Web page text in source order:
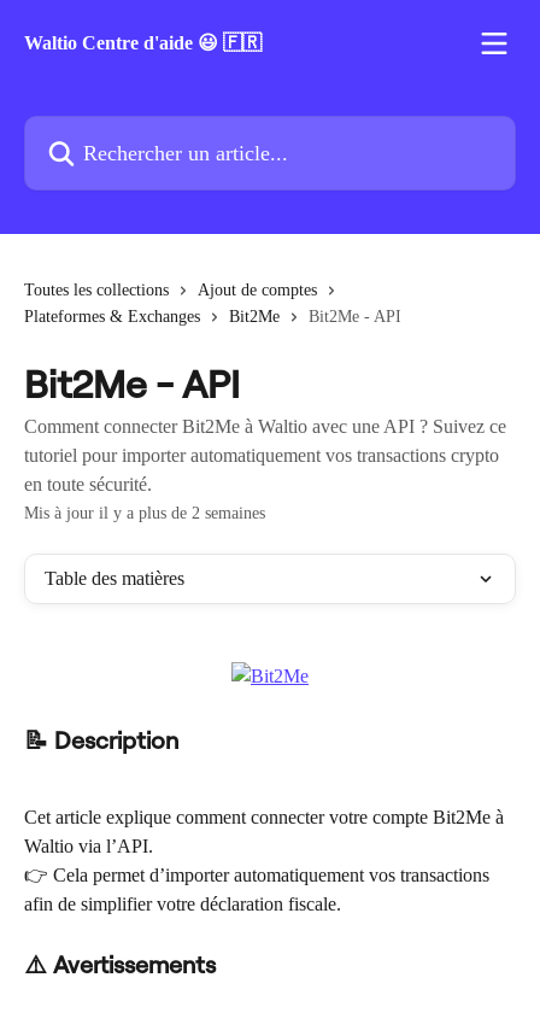
Waltio Centre d'aide 😃 🇫🇷
Rechercher un article...
Toutes les collections
Ajout de comptes
Plateformes & Exchanges
Bit2Me Bit2Me - API
Bit2Me - API
Comment connecter Bit2Me à Waltio avec une API ? Suivez ce
tutoriel pour importer automatiquement vos transactions crypto
en toute sécurité.
Mis à jour il y a plus de 2 semaines
Table des matières
📝 Description
Cet article explique comment connecter votre compte Bit2Me à
Waltio via l’API.
👉 Cela permet d’importer automatiquement vos transactions
afin de simplifier votre déclaration fiscale.
⚠️ Avertissements